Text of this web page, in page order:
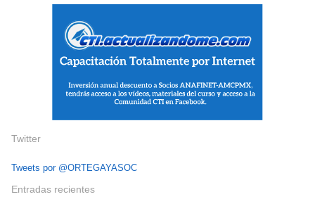
Twitter
Tweets por @ORTEGAYASOC
Entradas recientes